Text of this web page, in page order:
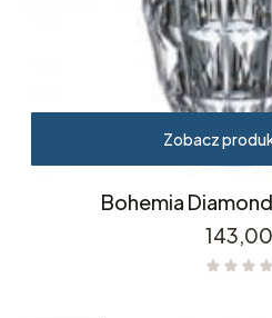
Zobacz
Bohemia
Cena
143,00